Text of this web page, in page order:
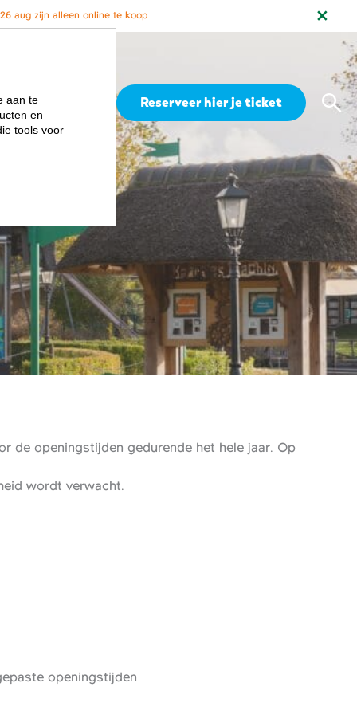
aug zijn alleen online te koop
Reserveer hier je ticket
de openingstijden gedurende het hele jaar. Op
wordt verwacht.
openingstijden
aan te
en
tools voor